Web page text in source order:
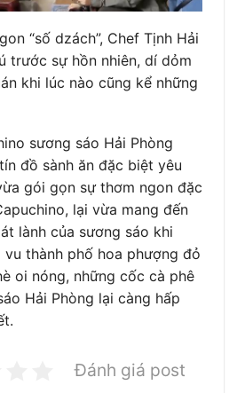
“số dzách”, Chef Tịnh Hải
trước sự hồn nhiên, dí dỏm
khi lúc nào cũng kể những
sương sáo Hải Phòng
đồ sành ăn đặc biệt yêu
gói gọn sự thơm ngon đặc
lại vừa mang đến
lành của sương sáo khi
thành phố hoa phượng đỏ
oi nóng, những cốc cà phê
Hải Phòng lại càng hấp
Đánh giá post